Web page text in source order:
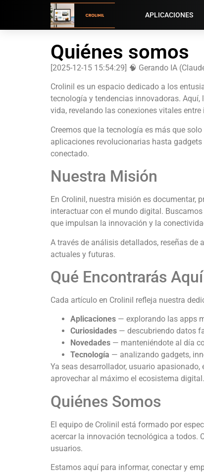
APLICACIONES
Quiénes somos
[2025-12-15 15:54:29] 🧠 Gerando IA
Crolinil es un espacio dedicado a los
tecnología y tendencias innovadoras.
vida, revelando las conexiones vitales
Creemos que la tecnología es más que
aplicaciones revolucionarias hasta
conectado.
Nuestra Misión
En Crolinil, nuestra misión es
interactuar con el mundo digital.
que impulsan la innovación y la
A través de análisis detallados, reseñas
actuales y futuras.
Qué Encontrarás Aquí
Cada artículo en Crolinil refleja nuestra
Aplicaciones — explorando las apps
Curiosidades — descubriendo datos
Novedades — manteniéndote al día
Tecnología — analizando gadgets,
Ya seas desarrollador, usuario
aprovechar al máximo el ecosistema digital.
Quiénes Somos
El equipo de Crolinil está formado por
acercar la innovación tecnológica a todos.
usuarios.
Estamos aquí para informar, conectar y